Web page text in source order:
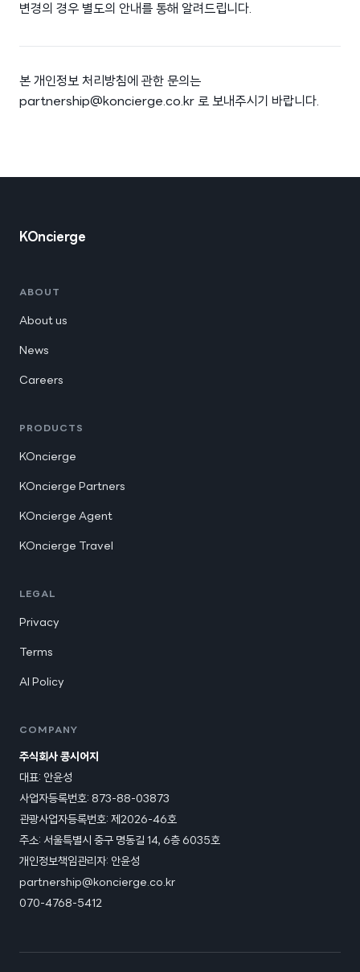
변경의 경우 별도의 안내를 통해 알려드립니다.
본 개인정보 처리방침에 관한 문의는
partnership@koncierge.co.kr 로 보내주시기 바랍니다.
KOncierge
ABOUT
About us
News
Careers
PRODUCTS
KOncierge
KOncierge Partners
KOncierge Agent
KOncierge Travel
LEGAL
Privacy
Terms
AI Policy
COMPANY
주식회사 콩시어지
대표: 안윤성
사업자등록번호: 873-88-03873
관광사업자등록번호: 제2026-46호
주소: 서울특별시 중구 명동길 14, 6층 6035호
개인정보책임관리자: 안윤성
partnership@koncierge.co.kr
070-4768-5412